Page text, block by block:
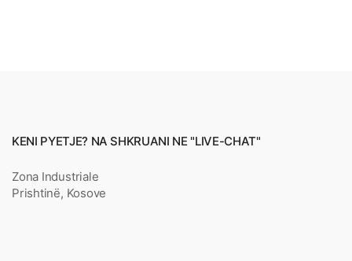
KENI PYETJE? NA SHKRUANI NE "LIVE-CHAT"
Zona Industriale
Prishtinë, Kosove